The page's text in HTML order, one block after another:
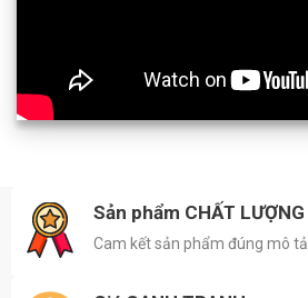
Sản phẩm CHẤT LƯỢNG
Cam kết sản phẩm đúng mô tả